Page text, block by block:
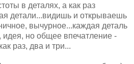
в деталях, а как раз
детали...видишь и открываешь
вычурное...каждая деталь
идея, но общее впечатление -
раз, два и три...